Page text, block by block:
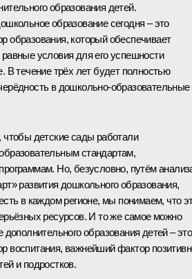
образования детей.
образование сегодня – это
образования, который обеспечивает
условия для его успешности
В течение трёх лет будет полностью
в дошкольно-образовательные
детские сады работали
стандартам,
Но, безусловно, путём
развития дошкольного образования,
в каждом регионе, мы понимаем, что
ресурсов. И то же самое можно
дополнительного образования детей – это
воспитания, важнейший фактор
и подростков.